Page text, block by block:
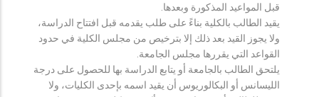
قبل المواعيد المذكورة وبعدها.
يقيد الطالب بالكلية بناءً على طلب يقدمه قبل افتتاح الدراسة،
ولا يجوز القيد بعد ذلك إلا بترخيص من مجلس الكلية في حدود
القواعد التي يقررها مجلس الجامعة.
يلتحق الطالب بالجامعة أو يتابع الدراسة بها للحصول على درجة
الليسانس أو البكالوريوس أن يقيد اسمه بإحدى الكليات، ولا